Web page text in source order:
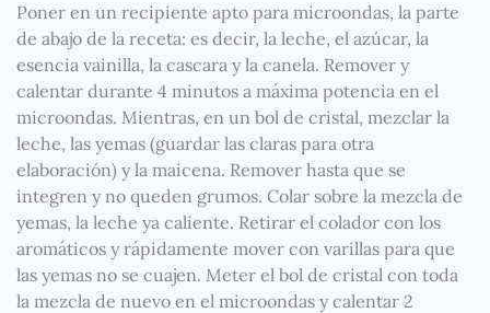
Poner en un recipiente apto para microondas, la parte
de abajo de la receta: es decir, la leche, el azúcar, la
esencia vainilla, la cascara y la canela. Remover y
calentar durante 4 minutos a máxima potencia en el
microondas. Mientras, en un bol de cristal, mezclar la
leche, las yemas (guardar las claras para otra
elaboración) y la maicena. Remover hasta que se
integren y no queden grumos. Colar sobre la mezcla de
yemas, la leche ya caliente. Retirar el colador con los
aromáticos y rápidamente mover con varillas para que
las yemas no se cuajen. Meter el bol de cristal con toda
la mezcla de nuevo en el microondas y calentar 2